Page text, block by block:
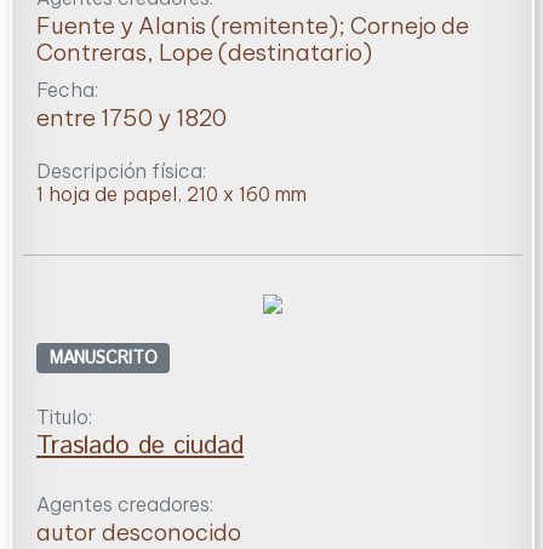
Fuente y Alanis (remitente); Cornejo de
Contreras, Lope (destinatario)
Fecha:
entre 1750 y 1820
Descripción física:
1 hoja de papel, 210 x 160 mm
MANUSCRITO
Titulo:
Traslado de ciudad
Agentes creadores:
autor desconocido